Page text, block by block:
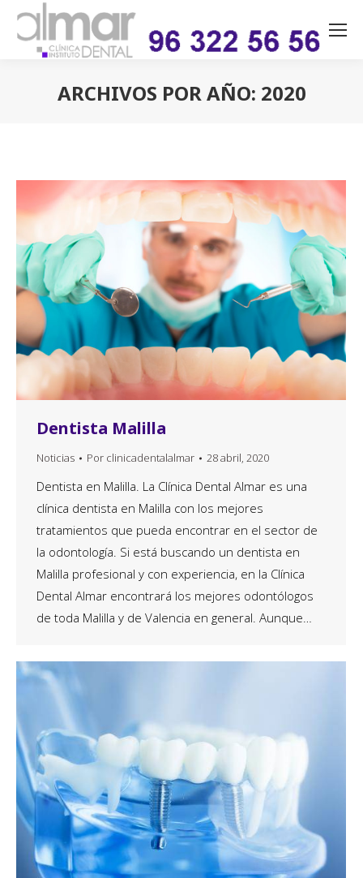
ARCHIVOS POR AÑO: 2020
Dentista Malilla
Noticias Por clinicadentalalmar 28 abril, 2020
Dentista en Malilla. La Clínica Dental Almar es una
clínica dentista en Malilla con los mejores
tratamientos que pueda encontrar en el sector de
la odontología. Si está buscando un dentista en
Malilla profesional y con experiencia, en la Clínica
Dental Almar encontrará los mejores odontólogos
de toda Malilla y de Valencia en general. Aunque…